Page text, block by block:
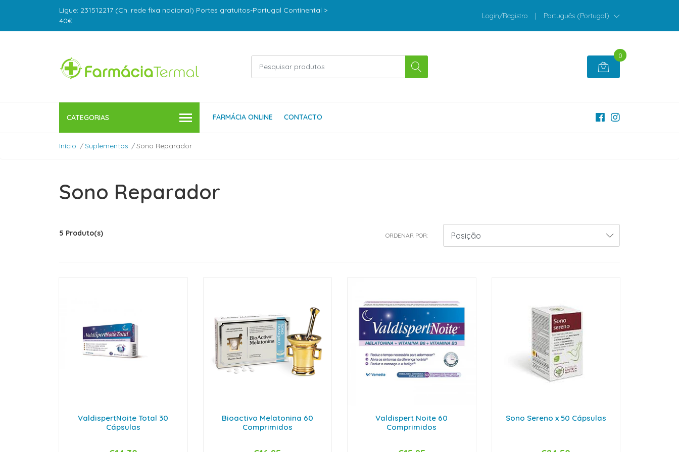
Ligue: 231512217 (Ch. rede fixa nacional) Portes gratuitos-Portugal Continental >
40€
Login/Registro | Português (Portugal)
0
CATEGORIAS FARMÁCIA ONLINE CONTACTO
Início Suplementos Sono Reparador
Sono Reparador
5 Produto(s) ORDENAR POR:
ValdispertNoite Total 30
Cápsulas
Bioactivo Melatonina 60
Comprimidos
Valdispert Noite 60
Comprimidos
Sono Sereno x 50 Cápsulas